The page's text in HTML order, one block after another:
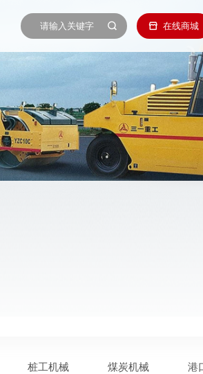
在线商城
桩工机械 煤炭机械 港